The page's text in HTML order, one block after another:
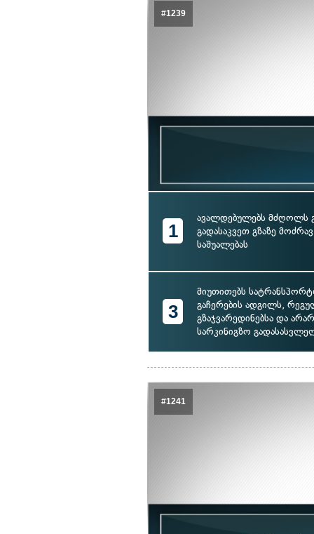
#1239
1
ავალდებულებს მძღოლს
გადასაკვეთ გზაზე
საშუალებას
3
მიუთითებს
გაჩერების ადგილს,
გზაჯვარედინებსა და
სარკინიგზო
#1241